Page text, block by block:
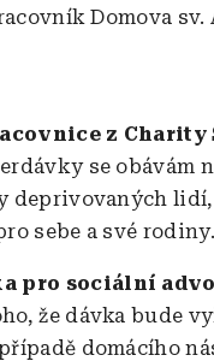
Domova sv.
z
se obávám
sebe a své
pro sociální
že dávka bude
domácího